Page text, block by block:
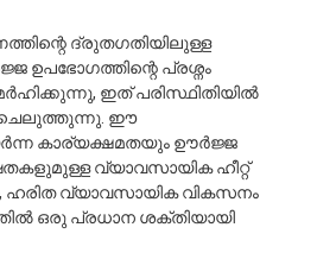
ദ്രുതഗതിയിലുള്ള
ഉപഭോഗത്തിന്റെ പ്രശ്നം
ഇത് പരിസ്ഥിതിയിൽ
ചെലുത്തുന്നു. ഈ
കാര്യക്ഷമതയും ഊർജ്ജ
വ്യാവസായിക ഹീറ്റ്
ഹരിത വ്യാവസായിക വികസനം
ഒരു പ്രധാന ശക്തിയായി